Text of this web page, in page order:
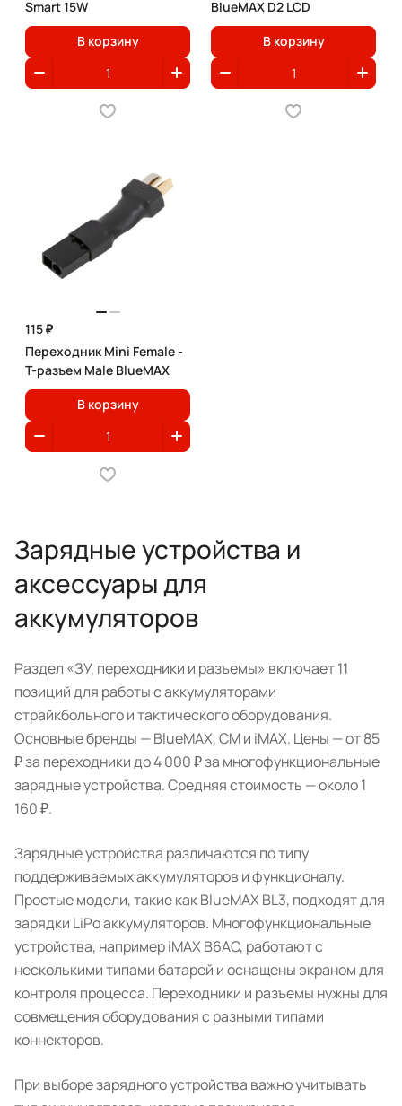
Smart 15W
В корзину
BlueMAX D2 LCD
В корзину
115 ₽
Переходник Mini Female -
T-разъем Male BlueMAX
В корзину
Зарядные устройства и
аксессуары для
аккумуляторов
Раздел «ЗУ, переходники и разъемы» включает 11
позиций для работы с аккумуляторами
страйкбольного и тактического оборудования.
Основные бренды — BlueMAX, CM и iMAX. Цены — от 85
₽ за переходники до 4 000 ₽ за многофункциональные
зарядные устройства. Средняя стоимость — около 1
160 ₽.
Зарядные устройства различаются по типу
поддерживаемых аккумуляторов и функционалу.
Простые модели, такие как BlueMAX BL3, подходят для
зарядки LiPo аккумуляторов. Многофункциональные
устройства, например iMAX B6AC, работают с
несколькими типами батарей и оснащены экраном для
контроля процесса. Переходники и разъемы нужны для
совмещения оборудования с разными типами
коннекторов.
При выборе зарядного устройства важно учитывать